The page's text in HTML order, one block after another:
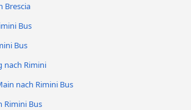
Brescia
Bus
Bus
nach Rimini
nach Rimini Bus
Rimini Bus